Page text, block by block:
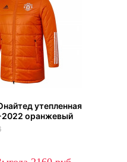
утепленная
2022 оранжевый